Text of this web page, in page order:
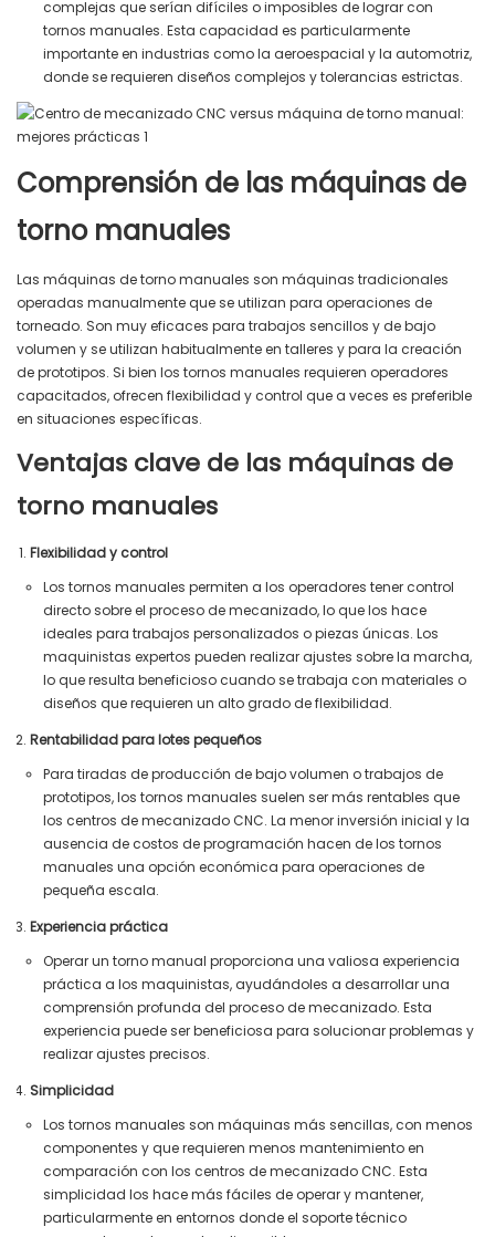
complejas que serían difíciles o imposibles de lograr con
tornos manuales. Esta capacidad es particularmente
importante en industrias como la aeroespacial y la automotriz,
donde se requieren diseños complejos y tolerancias estrictas.
Comprensión de las máquinas de
torno manuales
Las máquinas de torno manuales son máquinas tradicionales
operadas manualmente que se utilizan para operaciones de
torneado. Son muy eficaces para trabajos sencillos y de bajo
volumen y se utilizan habitualmente en talleres y para la creación
de prototipos. Si bien los tornos manuales requieren operadores
capacitados, ofrecen flexibilidad y control que a veces es preferible
en situaciones específicas.
Ventajas clave de las máquinas de
torno manuales
Flexibilidad y control
Los tornos manuales permiten a los operadores tener control
directo sobre el proceso de mecanizado, lo que los hace
ideales para trabajos personalizados o piezas únicas. Los
maquinistas expertos pueden realizar ajustes sobre la marcha,
lo que resulta beneficioso cuando se trabaja con materiales o
diseños que requieren un alto grado de flexibilidad.
Rentabilidad para lotes pequeños
Para tiradas de producción de bajo volumen o trabajos de
prototipos, los tornos manuales suelen ser más rentables que
los centros de mecanizado CNC. La menor inversión inicial y la
ausencia de costos de programación hacen de los tornos
manuales una opción económica para operaciones de
pequeña escala.
Experiencia práctica
Operar un torno manual proporciona una valiosa experiencia
práctica a los maquinistas, ayudándoles a desarrollar una
comprensión profunda del proceso de mecanizado. Esta
experiencia puede ser beneficiosa para solucionar problemas y
realizar ajustes precisos.
Simplicidad
Los tornos manuales son máquinas más sencillas, con menos
componentes y que requieren menos mantenimiento en
comparación con los centros de mecanizado CNC. Esta
simplicidad los hace más fáciles de operar y mantener,
particularmente en entornos donde el soporte técnico